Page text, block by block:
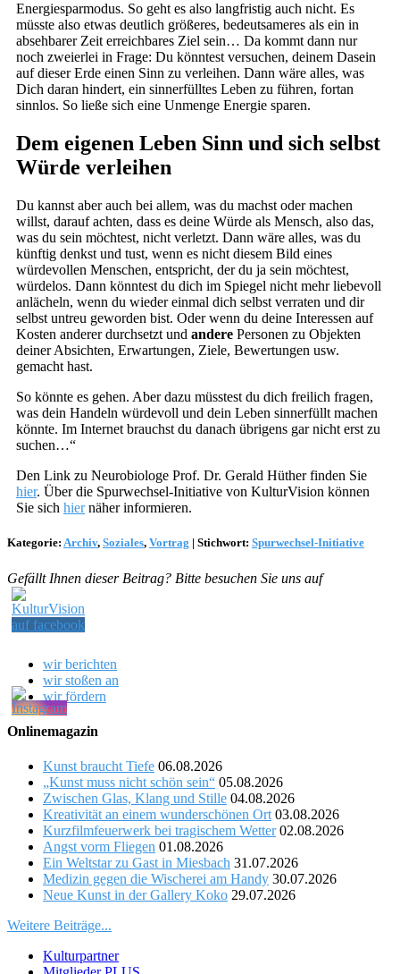
Energiesparmodus. So geht es also langfristig auch nicht. Es
müsste also etwas deutlich größeres, bedeutsameres als ein in
absehbarer Zeit erreichbares Ziel sein… Da kommt dann nur
noch zweierlei in Frage: Du könntest versuchen, deinem Dasein
auf dieser Erde einen Sinn zu verleihen. Dann wäre alles, was
Dich daran hindert, ein sinnerfülltes Leben zu führen, fortan
sinnlos. So ließe sich eine Unmenge Energie sparen.
Dem eigenen Leben Sinn und sich selbst
Würde verleihen
Du kannst aber auch bei allem, was du machst oder machen
willst, darauf achten, dass es deine Würde als Mensch, also das,
was du sein möchtest, nicht verletzt. Dann wäre alles, was du
künftig denkst und tust, wenn es nicht diesem Bild eines
würdevollen Menschen, entspricht, der du ja sein möchtest,
würdelos. Dann könntest du dich im Spiegel nicht mehr liebevoll
anlächeln, wenn du wieder einmal dich selbst verraten und dir
selbst untreu geworden bist. Oder wenn du deine Interessen auf
Kosten anderer durchsetzt und andere Personen zu Objekten
deiner Absichten, Erwartungen, Ziele, Bewertungen usw.
gemacht hast.
So könnte es gehen. Aber dazu müsstest du dich freilich fragen,
was dein Handeln würdevoll und dein Leben sinnerfüllt machen
könnte. Im Internet brauchst du danach übrigens gar nicht erst zu
suchen…“
Den Link zu Neurobiologe Prof. Dr. Gerald Hüther finden Sie
hier. Über die Spurwechsel-Initiative von KulturVision können
Sie sich hiernäher informieren.
Kategorie: Archiv, Soziales, Vortrag | Stichwort: Spurwechsel-Initiative
Gefällt Ihnen dieser Beitrag? Bitte besuchen Sie uns auf
wir berichten
wir stoßen an
wir fördern
Onlinemagazin
Kunst braucht Tiefe 06.08.2026
„Kunst muss nicht schön sein“ 05.08.2026
Zwischen Glas, Klang und Stille 04.08.2026
Kreativität an einem wunderschönen Ort 03.08.2026
Kurzfilmfeuerwerk bei tragischem Wetter 02.08.2026
Angst vorm Fliegen 01.08.2026
Ein Weltstar zu Gast in Miesbach 31.07.2026
Medizin gegen die Wischerei am Handy 30.07.2026
Neue Kunst in der Gallery Koko 29.07.2026
Weitere Beiträge...
Kulturpartner